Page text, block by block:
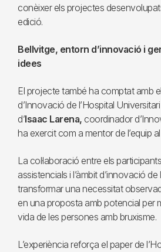
conèixer els projectes
edició.
Bellvitge, entorn d’innovació i
idees
El projecte també ha comptat amb
d’Innovació de l’Hospital
d’Isaac Larena, coordinador
ha exercit com a mentor de l’equip
La col·laboració entre els
assistencials i l’àmbit d’innovació
transformar una necessitat
en una proposta amb potencial per
vida de les persones amb bruxisme.
L’experiència reforça el paper de